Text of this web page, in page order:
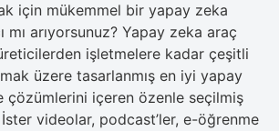
için mükemmel bir yapay zeka
mı arıyorsunuz? Yapay zeka araç
işletmelere kadar çeşitli
üzere tasarlanmış en iyi yapay
çözümlerini içeren özenle seçilmiş
videolar, podcast’ler, e-öğrenme